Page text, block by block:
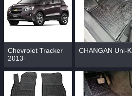
Chevrolet Tracker
2013-
CHANGAN Uni-K